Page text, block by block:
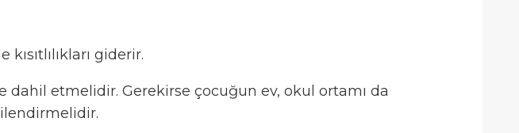
giderir.
etmelidir. Gerekirse çocuğun ev, okul ortamı da